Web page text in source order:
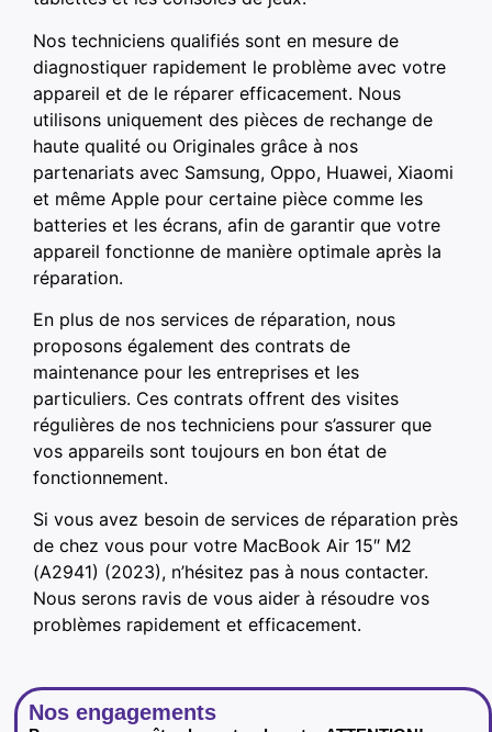
Nos techniciens qualifiés sont en mesure de
diagnostiquer rapidement le problème avec votre
appareil et de le réparer efficacement. Nous
utilisons uniquement des pièces de rechange de
haute qualité ou Originales grâce à nos
partenariats avec Samsung, Oppo, Huawei, Xiaomi
et même Apple pour certaine pièce comme les
batteries et les écrans, afin de garantir que votre
appareil fonctionne de manière optimale après la
réparation.
En plus de nos services de réparation, nous
proposons également des contrats de
maintenance pour les entreprises et les
particuliers. Ces contrats offrent des visites
régulières de nos techniciens pour s’assurer que
vos appareils sont toujours en bon état de
fonctionnement.
Si vous avez besoin de services de réparation près
de chez vous pour votre MacBook Air 15″ M2
(A2941) (2023), n’hésitez pas à nous contacter.
Nous serons ravis de vous aider à résoudre vos
problèmes rapidement et efficacement.
Nos engagements